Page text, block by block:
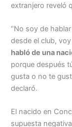
extranjero reveló
“No soy de
desde el club,
habló de una
porque después
gusta o no te
declaró.
El nacido en
supuesta